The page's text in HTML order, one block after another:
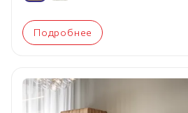
Подробнее